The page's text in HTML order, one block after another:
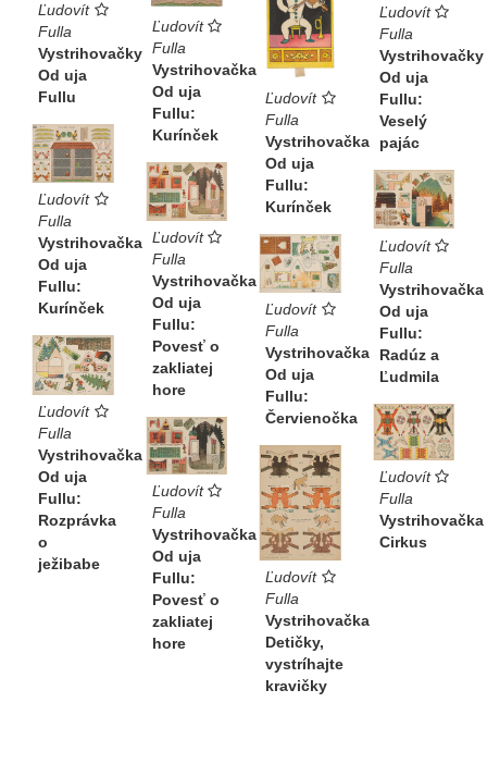
Ľudovít
Fulla
Vystrihovačky
Od uja
Fullu
Ľudovít
Fulla
Vystrihovačka
Od uja
Fullu:
Kurínček
Ľudovít
Fulla
Vystrihovačka
Od uja
Fullu:
Kurínček
Ľudovít
Fulla
Vystrihovačky
Od uja
Fullu:
Veselý
pajác
Ľudovít
Fulla
Vystrihovačka
Od uja
Fullu:
Kurínček
Ľudovít
Fulla
Vystrihovačka
Od uja
Fullu:
Povesť o
zakliatej
hore
Ľudovít
Fulla
Vystrihovačka
Od uja
Fullu:
Radúz a
Ľudmila
Ľudovít
Fulla
Vystrihovačka
Od uja
Fullu:
Červienočka
Ľudovít
Fulla
Vystrihovačka
Od uja
Fullu:
Rozprávka
o
ježibabe
Ľudovít
Fulla
Vystrihovačka
Cirkus
Ľudovít
Fulla
Vystrihovačka
Od uja
Fullu:
Povesť o
zakliatej
hore
Ľudovít
Fulla
Vystrihovačka
Detičky,
vystríhajte
kravičky